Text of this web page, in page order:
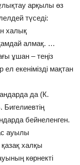
арқылы өз
түседі:
халық
алмақ. …
ұшан – теңіз
екенімізді мақтан
да (К.
бейнеленген.
ауылы
халқы
көрнекті